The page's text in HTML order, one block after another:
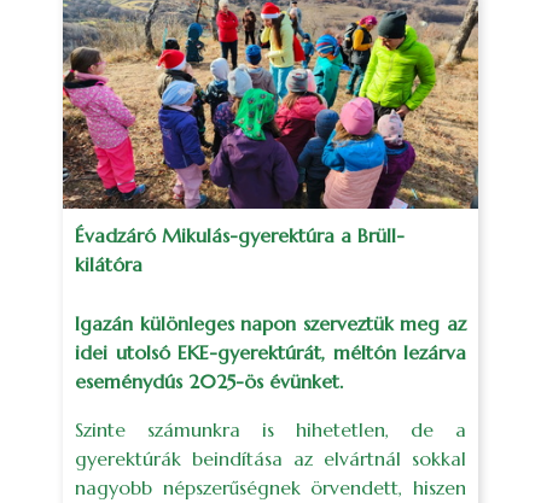
Évadzáró Mikulás-gyerektúra a Brüll-
kilátóra
Igazán különleges napon szerveztük meg az
idei utolsó EKE-gyerektúrát, méltón lezárva
eseménydús 2025-ös évünket.
Szinte számunkra is hihetetlen, de a
gyerektúrák beindítása az elvártnál sokkal
nagyobb népszerűségnek örvendett, hiszen